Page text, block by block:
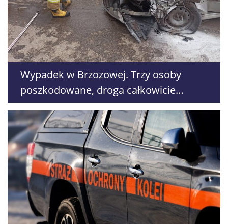
Wypadek w Brzozowej. Trzy osoby
poszkodowane, droga całkowicie
zablokowana